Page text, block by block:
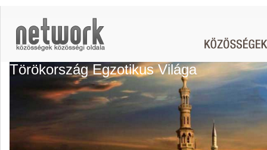
Törökország Egzotikus Világa